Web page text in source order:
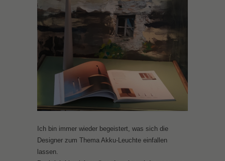
Ich bin immer wieder begeistert, was sich die
Designer zum Thema Akku-Leuchte einfallen
lassen.